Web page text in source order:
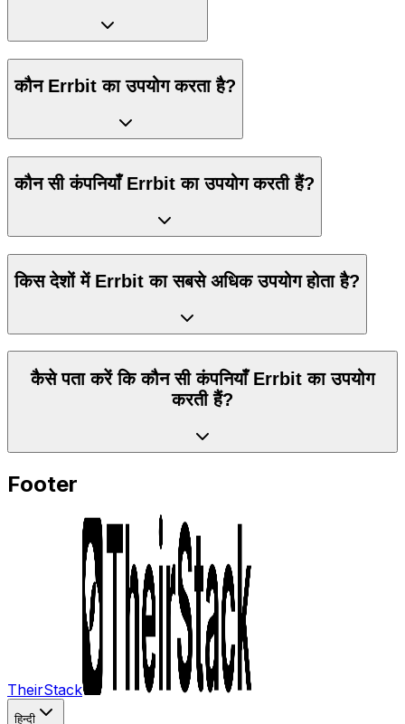
कौन Errbit का उपयोग करता है?
कौन सी कंपनियाँ Errbit का उपयोग करती हैं?
किस देशों में Errbit का सबसे अधिक उपयोग होता है?
कैसे पता करें कि कौन सी कंपनियाँ Errbit का उपयोग
करती हैं?
Footer
TheirStack
हिन्दी